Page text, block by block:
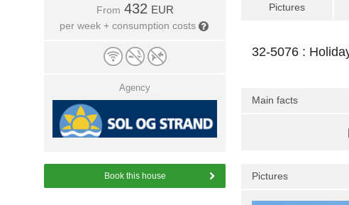
Pictures
32-5076 :
Main facts
|
Pictures
From 432 EUR
per week + consumption costs
Agency
Book this house